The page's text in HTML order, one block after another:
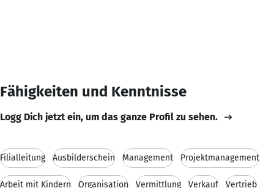
Fähigkeiten und Kenntnisse
Logg Dich jetzt ein, um das ganze Profil zu sehen.
Filialleitung Ausbilderschein Management Projektmanagement
Arbeit mit Kindern Organisation Vermittlung Verkauf Vertrieb